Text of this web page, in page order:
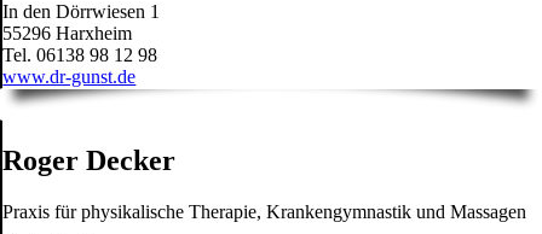
In den Dörrwiesen 1
55296 Harxheim
Tel. 06138 98 12 98
www.dr-gunst.de
Roger Decker
Praxis für physikalische Therapie, Krankengymnastik und Massagen